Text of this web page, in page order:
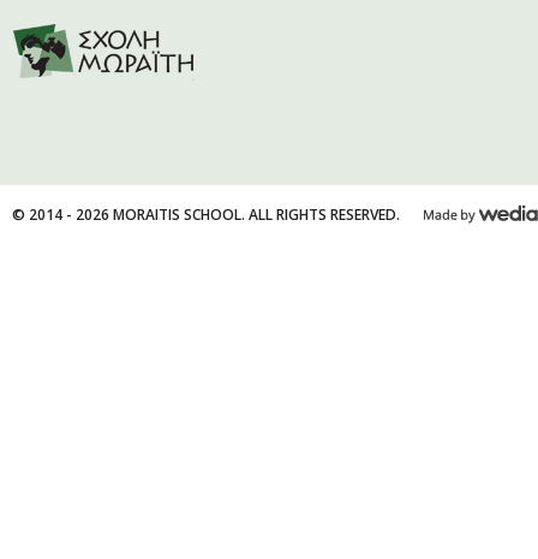
© 2014 - 2026 MORAITIS SCHOOL. ALL RIGHTS RESERVED.